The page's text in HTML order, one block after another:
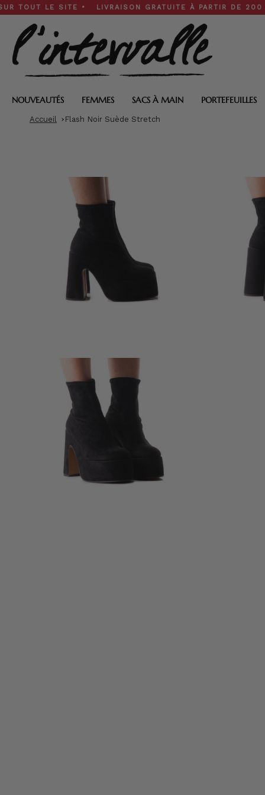
Skip
to
content
SITE • LIVRAISON GRATUITE À PARTIR DE 200 $ •
NOUVEAUTÉS FEMMES SACS À MAIN PORTEFEUILLES
Accueil Flash Noir Suède Stretch